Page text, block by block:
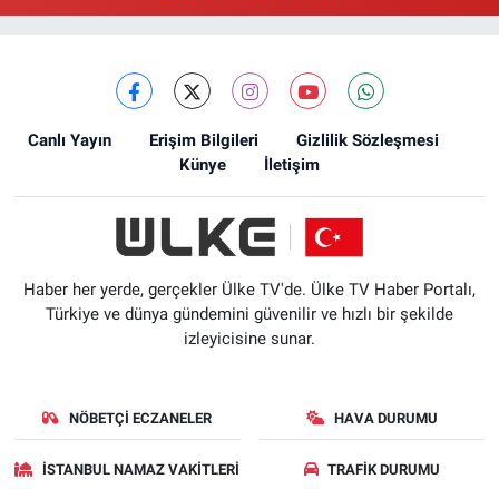
Canlı Yayın Erişim Bilgileri
Gizlilik Sözleşmesi
Künye
İletişim
Haber her yerde, gerçekler Ülke TV'de. Ülke TV Haber Portalı,
Türkiye ve dünya gündemini güvenilir ve hızlı bir şekilde
izleyicisine sunar.
NÖBETÇI ECZANELER HAVA DURUMU
İSTANBUL NAMAZ VAKITLERI TRAFIK DURUMU